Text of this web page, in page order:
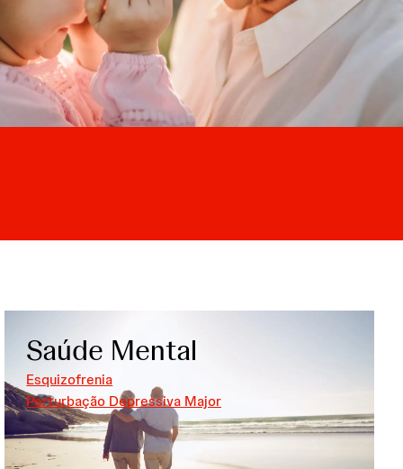
Saúde Mental
Esquizofrenia
Perturbação Depressiva Major